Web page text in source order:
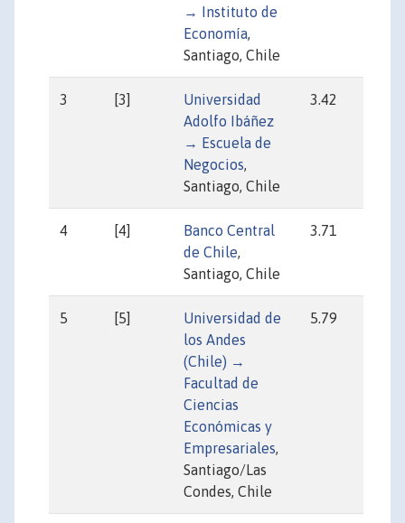
→ Instituto de
Economía,
Santiago, Chile
3 [3]
Universidad
Adolfo Ibáñez
→ Escuela de
Negocios,
Santiago, Chile
3.42
4 [4]
Banco Central
de Chile,
Santiago, Chile
3.71
5 [5]
Universidad de
los Andes
(Chile) →
Facultad de
Ciencias
Económicas y
Empresariales,
Santiago/Las
Condes, Chile
5.79